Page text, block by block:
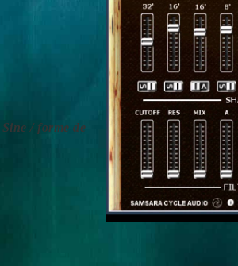
Sine / forme de